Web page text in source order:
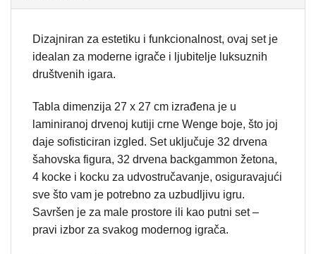
Dizajniran za estetiku i funkcionalnost, ovaj set je
idealan za moderne igrače i ljubitelje luksuznih
društvenih igara.
Tabla dimenzija 27 x 27 cm izrađena je u
laminiranoj drvenoj kutiji crne Wenge boje, što joj
daje sofisticiran izgled. Set uključuje 32 drvena
šahovska figura, 32 drvena backgammon žetona,
4 kocke i kocku za udvostručavanje, osiguravajući
sve što vam je potrebno za uzbudljivu igru.
Savršen je za male prostore ili kao putni set –
pravi izbor za svakog modernog igrača.